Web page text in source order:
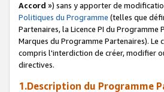
Accord ») sans y apporter de
Politiques du Programme (telles que
Partenaires, la Licence PI du
Marques du Programme Partenaires).
compris l'interdiction de créer, modifier
directives.
1.Description du Programme